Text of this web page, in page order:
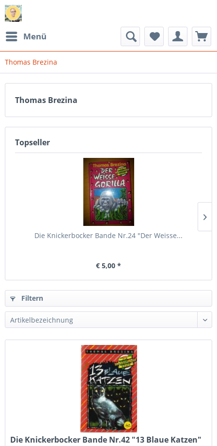
Menü
Thomas Brezina
Thomas Brezina
Topseller
Die Knickerbocker Bande Nr.24 "Der Weisse...
€ 5,00 *
Filtern
Die Knickerbocker Bande Nr.42 "13 Blaue Katzen"